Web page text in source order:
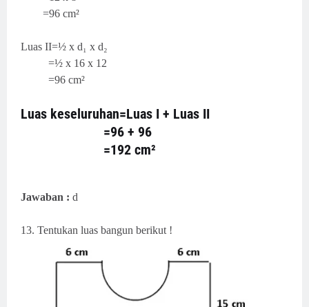
=96 cm²
Luas II=½ x d₁ x d₂
=½ x 16 x 12
=96 cm²
Luas keseluruhan=Luas I + Luas II
=96 + 96
=192 cm²
Jawaban : d
13. Tentukan luas bangun berikut !